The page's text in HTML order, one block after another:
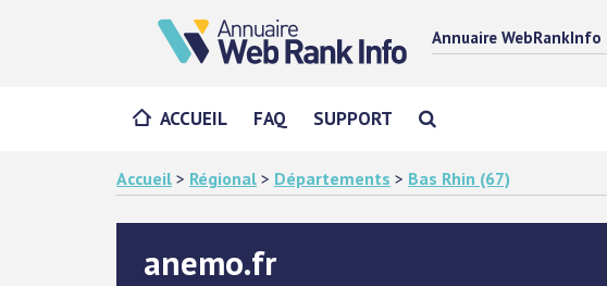
Annuaire WebRankInfo
ACCUEIL FAQ SUPPORT
Accueil > Régional > Départements > Bas Rhin (67)
anemo.fr